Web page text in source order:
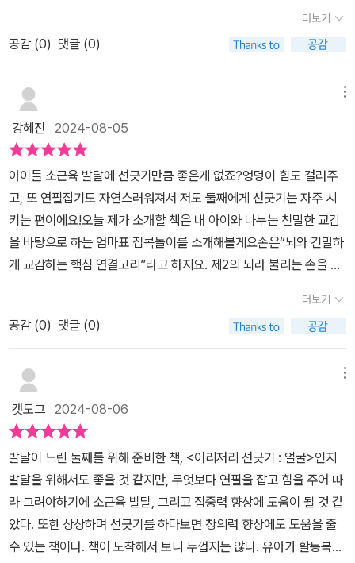
괜찮아 시리즈를 활용하면 다양한 활동으로 더워서 놀이터에 나가지
도 못하는데 즐거운 하루하루를 보내며 아이들의 두뇌발달에 많은 도
붙이기 등 아이들이 충분히 할 수 있는 활동으로 만들어진 놀이용 책
시리즈입니다.이 책 《이리저리 선긋기: 얼굴》는 삐뚤어져도 괜찮을
정도로 이러저리 마구 선을 그으며 놀 수 있는 놀이책입니다.1권은 모
양, 2권은 얼굴로 이 책 《이리저리 선긋기: 얼굴》은 선긋기 시리즈 2
권입니다.삐뚤어져도 괜찮을 정도로 선긋기를 할 수 있는 《이리저리
선긋기: 얼굴》은 연필을 손에 쥘 수 있는 아이라면 누구나 할 수 있습
니다.이 책 《이리저리 선긋기: 얼굴》의 선긋기를 하는 방법은 아주 간
단하고 쉽지만 아이들의 흥미를 유발하기 위해 동영상을 보아도 좋을
것 같습니다.QR코드를 통해 동영상을 보며 따라할 수도 있습니다.
창의력과 집중력을 높여줄 동영상입니다.이 책의 큰 특징은 아이들이
하고 싶어하는 선긋기 페이지를 스스로 선택하게 하고 자유롭게 할
수 있다는 것입니다.호기심을 자극하고 마음에 드는 곳부터 시작해도
됩니다. 점선을 따라 가다 보면 그림이 완성되는 즐거움을 느낄 수 있
습니다.삐뚤빼뚤해도 좋고 다양한 색으로 채워도 좋습니다. 아이의
《이리저리 선긋기: 얼굴》에는 아이들이 좋아할 수 있는 그림들이 많
습니다. 남자아이들을 위한 각종 자동차와 농기구, 동물 등이 있습니
다.이 책 《이리저리 선긋기: 얼굴》은 아이가 연필을 잡고 선을 따라
그리는 놀이라 손의 힘을 기르고 손가락을 사용할 수 있는 놀이입니
다.물론 아직 연필 잡는 법에 대해 잘 모르고 할 수 없을 수도 있지만
조금씩 놀이를 하다보면 잘 따라할 수 있을 것입니다.선은 아이들이
잘 따라할 수 있게 점선으로 되어 있고 그 위를 그대로 따라 그리면 됩
니다.곡선, 직선, 지그재그 곡선, 지그재그 직선과 같은 선과 직사각
더보기
공감 (0) 댓글 (0)
강혜진 2024-08-05
아이들 소근육 발달에 선긋기만큼 좋은게 없죠?엉덩이 힘도 걸러주
고, 또 연필잡기도 자연스러워져서 저도 둘째에게 선긋기는 자주 시
키는 편이에요!오늘 제가 소개할 책은 내 아이와 나누는 친밀한 교감
을 바탕으로 하는 엄마표 집콕놀이를 소개해볼게요손은“뇌와 긴밀하
게 교감하는 핵심 연결고리”라고 하지요. 제2의 뇌라 불리는 손을 조
은 기본, 협응력 연습으로 좌뇌와 우뇌가 고르게 발달하게 됩니다. <
괜찮아! 시리즈>는 놀이로 하는 두뇌계발 프로젝트입니다. 종이접기,
선긋기, 숨은그림찾기, 빠진그림찾기, 색칠하기, 미로찾기 등으로 구
성하여 유아기 아이들에게 꼭 필요한 소근육 발달, 관찰력 향상, 집중
즈명처럼 서툴러도, 손재주가 없어도, 정확하지 않아도 다 괜찮은 놀
이책입니다. 오리고, 찾고, 그리고, 접고… 다양한 활동을 할 수 있는
〈괜찮아! 시리즈〉로 엄마표 집콕놀이의 영역을 확장하세요!처음 해도
쉽게 따라할 수 있게 구성되어 있지만 엄마와 이야기하며 활동하다
보면 정서적 안정감까지 더해지겠지요? 오리고 붙이고 그리고 꾸미
고 하는 모든 활동이 초등 그리기와 글씨쓰기 등에 필요한 학습준비
능력도 함께 발달시킬 거예요.
더보기
공감 (0) 댓글 (0)
캣도그 2024-08-06
발달이 느린 둘째를 위해 준비한 책, <이리저리 선긋기 : 얼굴>인지
발달을 위해서도 좋을 것 같지만, 무엇보다 연필을 잡고 힘을 주어 따
라 그려야하기에 소근육 발달, 그리고 집중력 향상에 도움이 될 것 같
았다. 또한 상상하며 선긋기를 하다보면 창의력 향상에도 도움을 줄
수 있는 책이다. 책이 도착해서 보니 두껍지는 않다. 유아가 활동북으